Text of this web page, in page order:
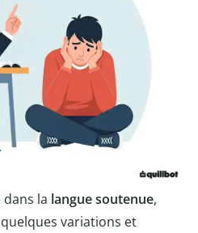
la langue soutenue,
variations et